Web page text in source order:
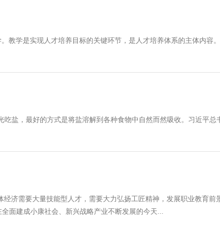
学是实现人才培养目标的关键环节，是人才培养体系的主体内容
，最好的方式是将盐溶解到各种食物中自然而然吸收。习近平总
需要大量技能型人才，需要大力弘扬工匠精神，发展职业教育前
面建成小康社会、新兴战略产业不断发展的今天...